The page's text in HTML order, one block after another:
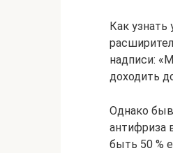
Как
надписи:
доходить
Однако
антифриза
быть 50 %